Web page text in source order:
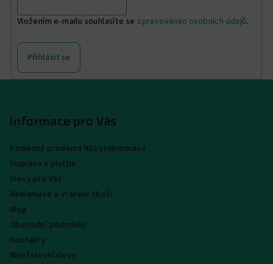
Vložením e-mailu souhlasíte se zpracováním osobních údajů.
Přihlásit se
Informace pro Vás
Kamenná prodejna Nábytekmorava
Doprava a platba
Slevy pro Vás
Reklamace a vrácení zboží
Blog
Obchodní podmínky
Kontakty
Množstevní slevy